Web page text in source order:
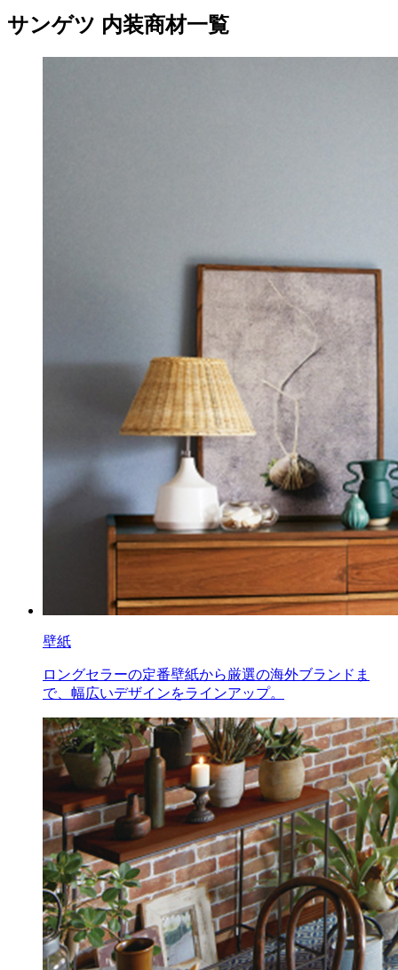
サンゲツ 内装商材一覧
壁紙
ロングセラーの定番壁紙から厳選の海外ブランドま
で、幅広いデザインをラインアップ。